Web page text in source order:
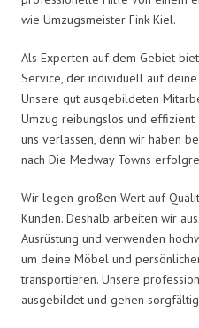
wie Umzugsmeister Fink Kiel.
Als Experten auf dem Gebiet
Service, der individuell auf
Unsere gut ausgebildeten
Umzug reibungslos und effizient
uns verlassen, denn wir haben
nach Die Medway Towns
Wir legen großen Wert auf
Kunden. Deshalb arbeiten wir
Ausrüstung und verwenden
um deine Möbel und
transportieren. Unsere
ausgebildet und gehen